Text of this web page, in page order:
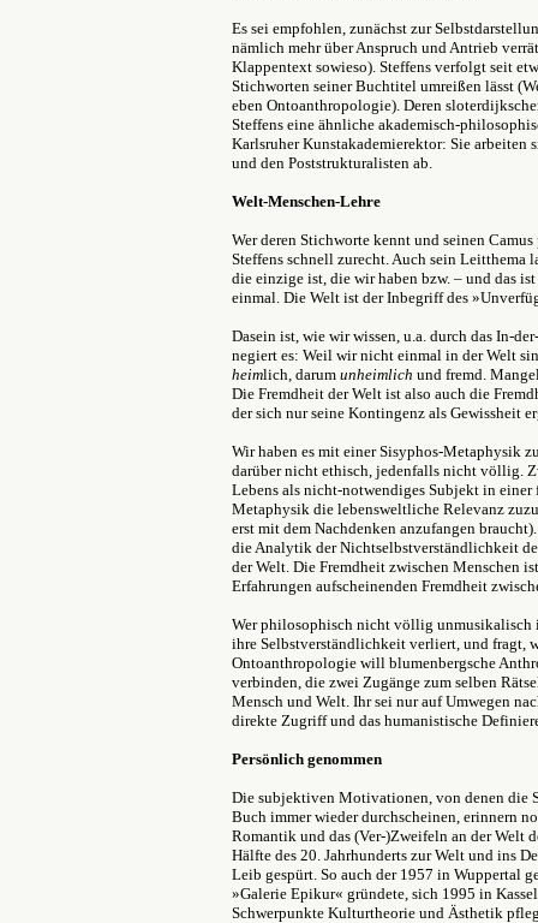
Es sei empfohlen, zunächst zur
nämlich mehr über Anspruch und Antrieb
Klappentext sowieso). Steffens verfolgt seit
Stichworten seiner Buchtitel umreißen lässt
eben Ontoanthropologie). Deren
Steffens eine ähnliche akademisch-
Karlsruher Kunstakademierektor: Sie
und den Poststrukturalisten ab.
Welt-Menschen-Lehre
Wer deren Stichworte kennt und seinen
Steffens schnell zurecht. Auch sein Leitthema
die einzige ist, die wir haben bzw. – und das ist
einmal. Die Welt ist der Inbegriff des
Dasein ist, wie wir wissen, u.a. durch das In-
negiert es: Weil wir nicht einmal in der Welt
heimlich, darum unheimlich und fremd.
Die Fremdheit der Welt ist also auch die
der sich nur seine Kontingenz als Gewissheit
Wir haben es mit einer Sisyphos-Metaphysik
darüber nicht ethisch, jedenfalls nicht völlig.
Lebens als nicht-notwendiges Subjekt in einer
Metaphysik die lebensweltliche Relevanz
erst mit dem Nachdenken anzufangen
die Analytik der Nichtselbstverständlichkeit
der Welt. Die Fremdheit zwischen Menschen
Erfahrungen aufscheinenden Fremdheit
Wer philosophisch nicht völlig unmusikalisch
ihre Selbstverständlichkeit verliert, und fragt,
Ontoanthropologie will blumenbergsche
verbinden, die zwei Zugänge zum selben
Mensch und Welt. Ihr sei nur auf Umwegen
direkte Zugriff und das humanistische
Persönlich genommen
Die subjektiven Motivationen, von denen die
Buch immer wieder durchscheinen, erinnern
Romantik und das (Ver-)Zweifeln an der Welt
Hälfte des 20. Jahrhunderts zur Welt und ins
Leib gespürt. So auch der 1957 in Wuppertal
»Galerie Epikur« gründete, sich 1995 in
Schwerpunkte Kulturtheorie und Ästhetik